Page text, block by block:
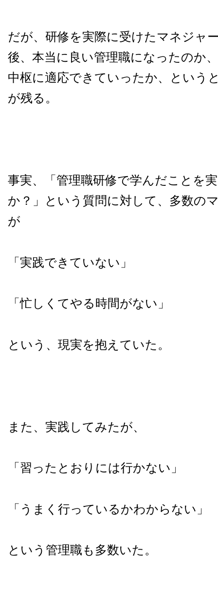
だが、研修を実際に受けたマネジャ
後、本当に良い管理職になったのか
中枢に適応できていったか、という
が残る。
事実、「管理職研修で学んだことを
か？」という質問に対して、多数の
が
「実践できていない」
「忙しくてやる時間がない」
という、現実を抱えていた。
また、実践してみたが、
「習ったとおりには行かない」
「うまく行っているかわからない」
という管理職も多数いた。